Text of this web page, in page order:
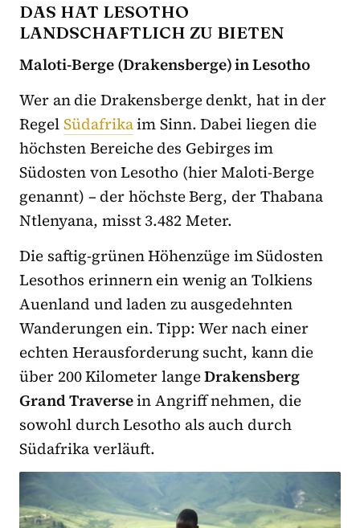
DAS HAT LESOTHO
LANDSCHAFTLICH ZU BIETEN
Maloti-Berge (Drakensberge) in Lesotho
Wer an die Drakensberge denkt, hat in der
RegelSüdafrikaim Sinn. Dabei liegen die
höchsten Bereiche des Gebirges im
Südosten von Lesotho (hier Maloti-Berge
genannt) – der höchste Berg, der Thabana
Ntlenyana, misst 3.482 Meter.
Die saftig-grünen Höhenzüge im Südosten
Lesothos erinnern ein wenig an Tolkiens
Auenland und laden zu ausgedehnten
Wanderungen ein. Tipp: Wer nach einer
echten Herausforderung sucht, kann die
über 200 Kilometer langeDrakensberg
Grand Traversein Angriff nehmen, die
sowohl durch Lesotho als auch durch
Südafrika verläuft.